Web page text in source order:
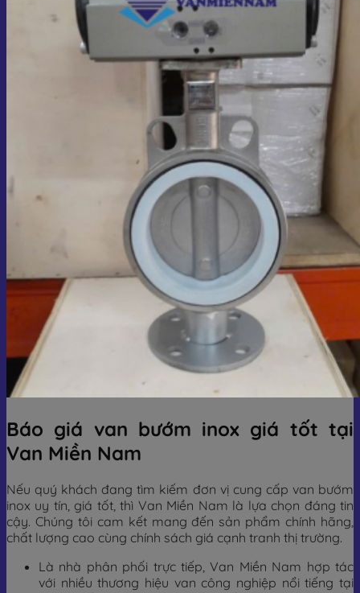
Báo giá van bướm inox giá tốt tại
Van Miền Nam
Nếu quý khách đang tìm kiếm đơn vị cung cấp van bướm
inox uy tín, giá tốt, thì Van Miền Nam là lựa chọn đáng tin
cậy. Chúng tôi cam kết mang đến sản phẩm chính hãng,
chất lượng cao cùng chính sách giá cạnh tranh thị trường.
Là nhà phân phối trực tiếp, Van Miền Nam hợp tác
với nhiều thương hiệu van công nghiệp nổi tiếng tại